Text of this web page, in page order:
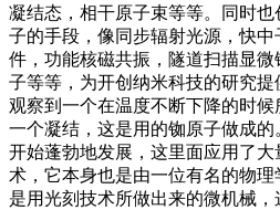
凝结态，相干原子束等等。同时
子的手段，像同步辐射光源，快
件，功能核磁共振，隧道扫描显
子等等，为开创纳米科技的研究
观察到一个在温度不断下降的时
一个凝结，这是用的铷原子做成
开始蓬勃地发展，这里面应用了
术，它本身也是由一位有名的物
是用光刻技术所做出来的微机械